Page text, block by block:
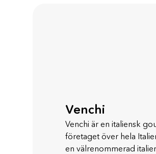
Venchi
Venchi är en italiensk
företaget över hela
en välrenommerad